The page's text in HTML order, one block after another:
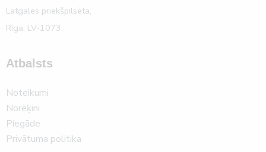
Latgales priekšpilsēta,
Rīga, LV-1073
Atbalsts
Noteikumi
Norēķini
Piegāde
Privātuma politika